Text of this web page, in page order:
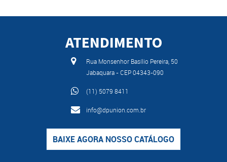
ATENDIMENTO
Rua Monsenhor Basílio Pereira, 50
Jabaquara - CEP 04343-090
(11) 5079 8411
info@dpunion.com.br
BAIXE AGORA NOSSO CATÁLOGO